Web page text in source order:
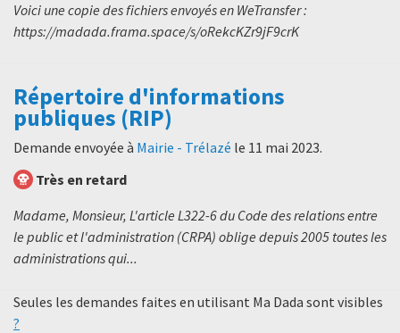
Voici une copie des fichiers envoyés en WeTransfer :
https://madada.frama.space/s/oRekcKZr9jF9crK
Répertoire d'informations
publiques (RIP)
Demande envoyée à Mairie - Trélazé le 11 mai 2023.
Très en retard
Madame, Monsieur, L'article L322-6 du Code des relations entre
le public et l'administration (CRPA) oblige depuis 2005 toutes les
administrations qui...
Seules les demandes faites en utilisant Ma Dada sont visibles
?